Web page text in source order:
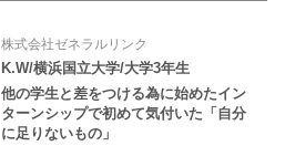
株式会社ゼネラルリンク
K.W/横浜国立大学/大学3年生
他の学生と差をつける為に始めたイン
ターンシップで初めて気付いた「自分
に足りないもの」